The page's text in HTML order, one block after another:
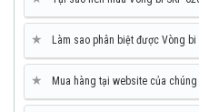
★ Làm sao phân biệt được Vòng bi
★ Mua hàng tại website của